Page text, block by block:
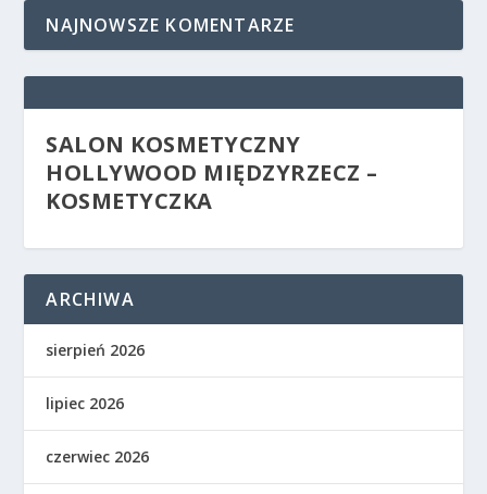
NAJNOWSZE KOMENTARZE
SALON KOSMETYCZNY
HOLLYWOOD MIĘDZYRZECZ –
KOSMETYCZKA
ARCHIWA
sierpień 2026
lipiec 2026
czerwiec 2026